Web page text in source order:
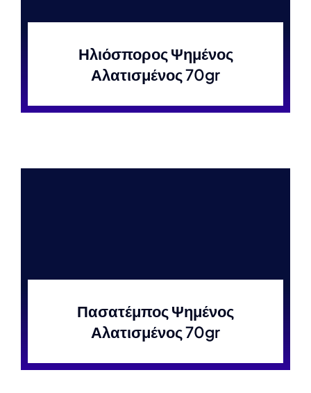
Ηλιόσπορος Ψημένος
Αλατισμένος 70gr
Πασατέμπος Ψημένος
Αλατισμένος 70gr